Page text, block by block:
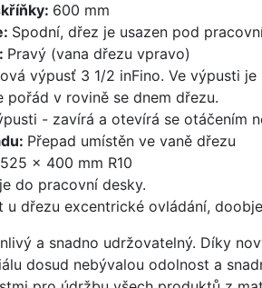
600 mm
Spodní, dřez je usazen pod
Pravý (vana dřezu vpravo)
výpusť 3 1/2 inFino. Ve výpusti
pořád v rovině se dnem dřezu.
- zavírá a otevírá se otáčením
Přepad umístěn ve vaně dřezu
525 x 400 mm R10
do pracovní desky.
u dřezu excentrické ovládání,
a snadno udržovatelný. Díky
dosud nebývalou odolnost a